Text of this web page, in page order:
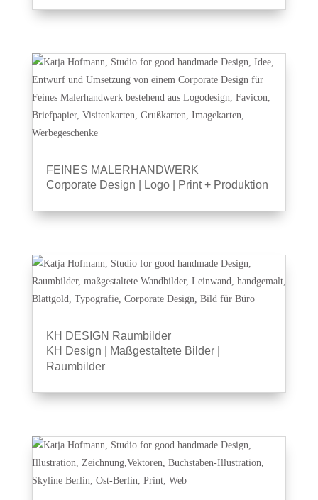
FEINES MALERHANDWERK
Corporate Design
Logo| Print + Produktion
KH DESIGN Raumbilder
KH Design
Maßgestaltete Bilder|
Raumbilder